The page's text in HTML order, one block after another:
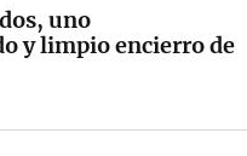
uno
y limpio encierro de